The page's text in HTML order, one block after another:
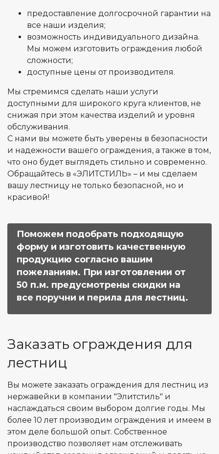
предоставление долгосрочной гарантии на
все наши изделия;
возможность индивидуального дизайна.
Мы можем изготовить ограждения любой
сложности;
доступные цены от производителя.
Мы стремимся сделать наши услуги
доступными для широкого круга клиентов, не
снижая при этом качества изделий и уровня
обслуживания.
С нами вы можете быть уверены в безопасности
и надежности вашего ограждения, а также в том,
что оно будет выглядеть стильно и современно.
Обращайтесь в «ЭЛИТСТИЛЬ» – и мы сделаем
вашу лестницу не только безопасной, но и
красивой!
Поможем подобрать подходящую
форму и изготовить качественную
продукцию согласно вашим
пожеланиям. При изготовлении от
50 п.м. предусмотрены скидки на
все поручни и перила для лестниц.
Заказать ограждения для
лестниц
Вы можете заказать ограждения для лестниц из
нержавейки в компании "Элитстиль" и
наслаждаться своим выбором долгие годы. Мы
более 10 лет производим ограждения и имеем в
этом деле большой опыт. Собственное
производство позволяет нам отслеживать